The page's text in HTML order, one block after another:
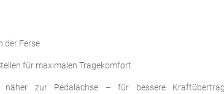
der Ferse
für maximalen Tragekomfort
näher zur Pedalachse – für bessere